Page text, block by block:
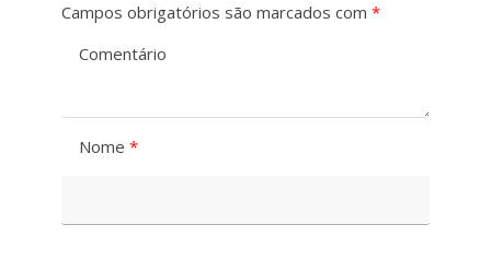
Campos obrigatórios são marcados com *
Comentário
Nome *